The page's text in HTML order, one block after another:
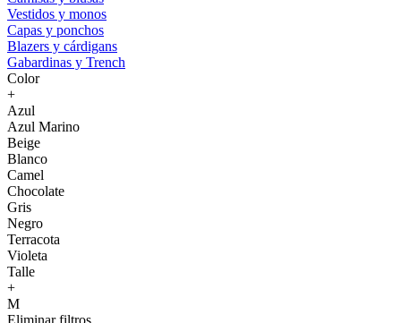
Vestidos y monos
Capas y ponchos
Blazers y cárdigans
Gabardinas y Trench
Color
+
Azul
Azul Marino
Beige
Blanco
Camel
Chocolate
Gris
Negro
Terracota
Violeta
Talle
+
M
Eliminar filtros